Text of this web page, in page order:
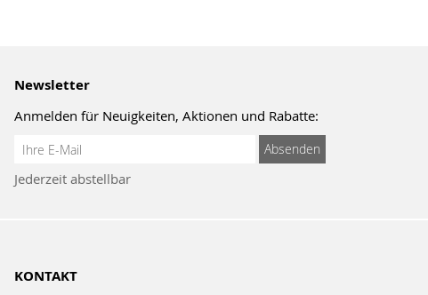
Newsletter
Anmelden für Neuigkeiten, Aktionen und Rabatte:
Anmeldung
Newsletter:
Absenden
Jederzeit abstellbar
KONTAKT